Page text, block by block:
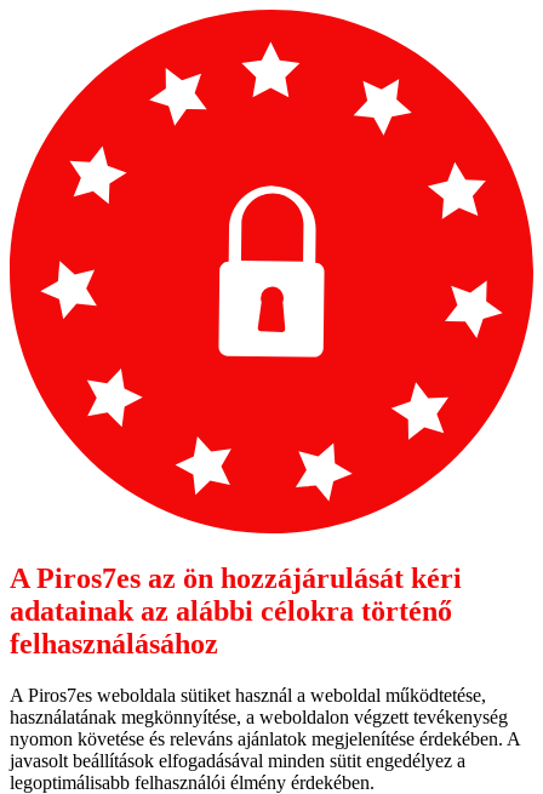
A Piros7es az ön hozzájárulását kéri
adatainak az alábbi célokra történő
felhasználásához
A Piros7es weboldala sütiket használ a weboldal működtetése,
használatának megkönnyítése, a weboldalon végzett tevékenység
nyomon követése és releváns ajánlatok megjelenítése érdekében. A
javasolt beállítások elfogadásával minden sütit engedélyez a
legoptimálisabb felhasználói élmény érdekében.